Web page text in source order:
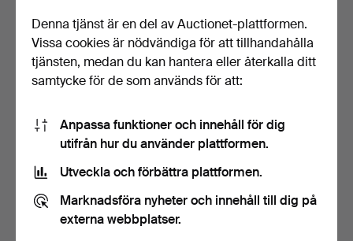
280.
TEATERMASK,
TRADITIONELL
KOREANSK, 1900-TA…
Sålt
Bevaka sökning
Denna tjänst är en del av Auctionet-plattformen.
Vissa cookies är nödvändiga för att tillhandahålla
tjänsten, medan du kan hantera eller återkalla ditt
samtycke för de som används för att:
Anpassa funktioner och innehåll för dig
utifrån hur du använder plattformen.
Utveckla och förbättra plattformen.
Marknadsföra nyheter och innehåll till dig på
externa webbplatser.